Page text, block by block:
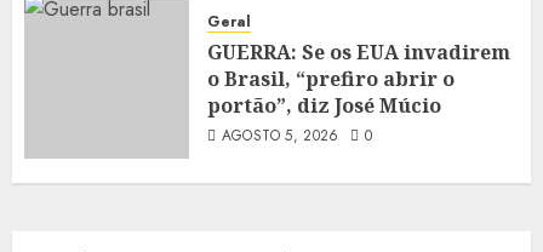
Geral
GUERRA: Se os EUA invadirem
o Brasil, “prefiro abrir o
portão”, diz José Múcio
AGOSTO 5, 2026 0